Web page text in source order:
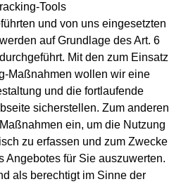
Tools
und von uns eingesetzten
auf Grundlage des Art. 6
Mit den zum Einsatz
Maßnahmen wollen wir eine
und die fortlaufende
sicherstellen. Zum anderen
ein, um die Nutzung
zu erfassen und zum Zwecke
Angebotes für Sie auszuwerten.
als berechtigt im Sinne der